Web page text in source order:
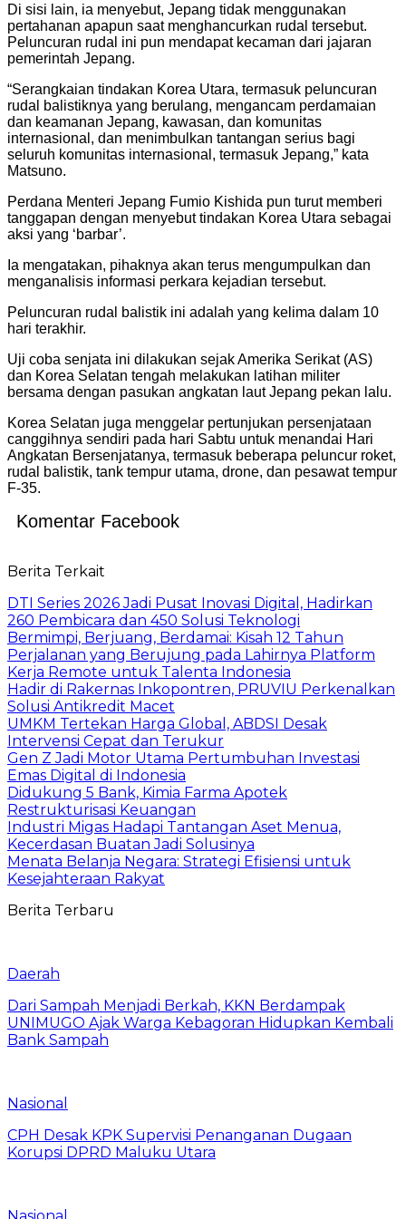
Di sisi lain, ia menyebut, Jepang tidak menggunakan
pertahanan apapun saat menghancurkan rudal tersebut.
Peluncuran rudal ini pun mendapat kecaman dari jajaran
pemerintah Jepang.
“Serangkaian tindakan Korea Utara, termasuk peluncuran
rudal balistiknya yang berulang, mengancam perdamaian
dan keamanan Jepang, kawasan, dan komunitas
internasional, dan menimbulkan tantangan serius bagi
seluruh komunitas internasional, termasuk Jepang,” kata
Matsuno.
Perdana Menteri Jepang Fumio Kishida pun turut memberi
tanggapan dengan menyebut tindakan Korea Utara sebagai
aksi yang ‘barbar’.
Ia mengatakan, pihaknya akan terus mengumpulkan dan
menganalisis informasi perkara kejadian tersebut.
Peluncuran rudal balistik ini adalah yang kelima dalam 10
hari terakhir.
Uji coba senjata ini dilakukan sejak Amerika Serikat (AS)
dan Korea Selatan tengah melakukan latihan militer
bersama dengan pasukan angkatan laut Jepang pekan lalu.
Korea Selatan juga menggelar pertunjukan persenjataan
canggihnya sendiri pada hari Sabtu untuk menandai Hari
Angkatan Bersenjatanya, termasuk beberapa peluncur roket,
rudal balistik, tank tempur utama, drone, dan pesawat tempur
F-35.
Komentar Facebook
Berita Terkait
DTI Series 2026 Jadi Pusat Inovasi Digital, Hadirkan
260 Pembicara dan 450 Solusi Teknologi
Bermimpi, Berjuang, Berdamai: Kisah 12 Tahun
Perjalanan yang Berujung pada Lahirnya Platform
Kerja Remote untuk Talenta Indonesia
Hadir di Rakernas Inkopontren, PRUVIU Perkenalkan
Solusi Antikredit Macet
UMKM Tertekan Harga Global, ABDSI Desak
Intervensi Cepat dan Terukur
Gen Z Jadi Motor Utama Pertumbuhan Investasi
Emas Digital di Indonesia
Didukung 5 Bank, Kimia Farma Apotek
Restrukturisasi Keuangan
Industri Migas Hadapi Tantangan Aset Menua,
Kecerdasan Buatan Jadi Solusinya
Menata Belanja Negara: Strategi Efisiensi untuk
Kesejahteraan Rakyat
Berita Terbaru
Daerah
Dari Sampah Menjadi Berkah, KKN Berdampak
UNIMUGO Ajak Warga Kebagoran Hidupkan Kembali
Bank Sampah
Nasional
CPH Desak KPK Supervisi Penanganan Dugaan
Korupsi DPRD Maluku Utara